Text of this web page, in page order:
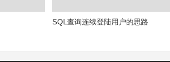
SQL查询连续登陆用户的思路